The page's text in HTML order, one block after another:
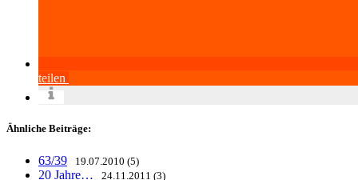
teilen
Ähnliche Beiträge:
63/39 19.07.2010 (5)
20 Jahre… 24.11.2011 (3)